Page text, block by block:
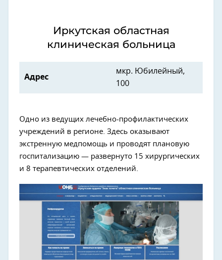
Иркутская областная
клиническая больница
Адрес
мкр. Юбилейный,
100
Одно из ведущих лечебно-профилактических
учреждений в регионе. Здесь оказывают
экстренную медпомощь и проводят плановую
госпитализацию — развернуто 15 хирургических
и 8 терапевтических отделений.